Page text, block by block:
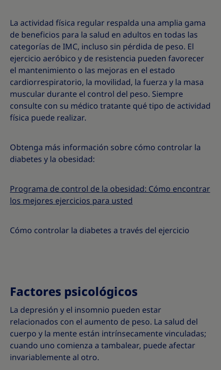
La actividad física regular respalda una amplia gama
de beneficios para la salud en adultos en todas las
categorías de IMC, incluso sin pérdida de peso. El
ejercicio aeróbico y de resistencia pueden favorecer
el mantenimiento o las mejoras en el estado
cardiorrespiratorio, la movilidad, la fuerza y la masa
muscular durante el control del peso. Siempre
consulte con su médico tratante qué tipo de actividad
física puede realizar.
Obtenga más información sobre cómo controlar la
diabetes y la obesidad:
Programa de control de la obesidad: Cómo encontrar
los mejores ejercicios para usted
Cómo controlar la diabetes a través del ejercicio
Factores psicológicos
La depresión y el insomnio pueden estar
relacionados con el aumento de peso. La salud del
cuerpo y la mente están intrínsecamente vinculadas;
cuando uno comienza a tambalear, puede afectar
invariablemente al otro.